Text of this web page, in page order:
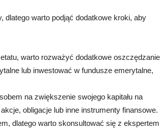
dlatego warto podjąć dodatkowe kroki, aby
warto rozważyć dodatkowe oszczędzanie
lub inwestować w fundusze emerytalne,
na zwiększenie swojego kapitału na
obligacje lub inne instrumenty finansowe.
dlatego warto skonsultować się z ekspertem